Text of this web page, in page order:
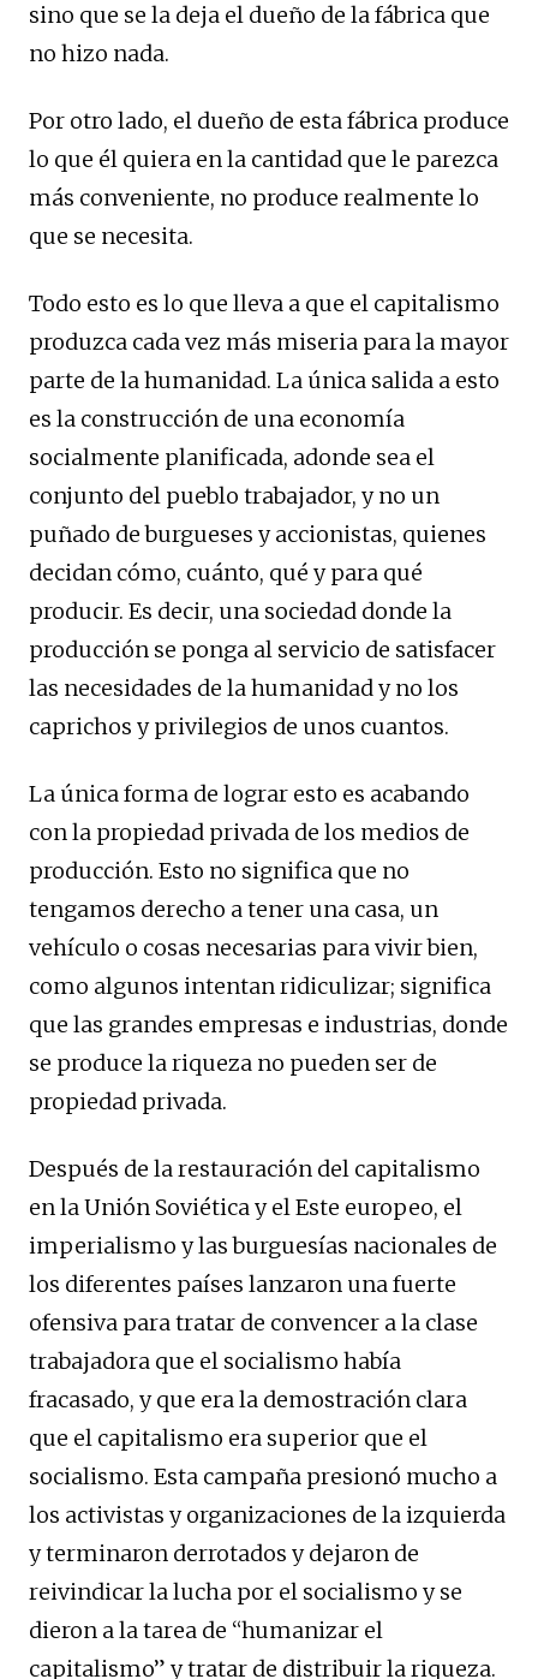
sino que se la deja el dueño de la fábrica que
no hizo nada.
Por otro lado, el dueño de esta fábrica produce
lo que él quiera en la cantidad que le parezca
más conveniente, no produce realmente lo
que se necesita.
Todo esto es lo que lleva a que el capitalismo
produzca cada vez más miseria para la mayor
parte de la humanidad. La única salida a esto
es la construcción de una economía
socialmente planificada, adonde sea el
conjunto del pueblo trabajador, y no un
puñado de burgueses y accionistas, quienes
decidan cómo, cuánto, qué y para qué
producir. Es decir, una sociedad donde la
producción se ponga al servicio de satisfacer
las necesidades de la humanidad y no los
caprichos y privilegios de unos cuantos.
La única forma de lograr esto es acabando
con la propiedad privada de los medios de
producción. Esto no significa que no
tengamos derecho a tener una casa, un
vehículo o cosas necesarias para vivir bien,
como algunos intentan ridiculizar; significa
que las grandes empresas e industrias, donde
se produce la riqueza no pueden ser de
propiedad privada.
Después de la restauración del capitalismo
en la Unión Soviética y el Este europeo, el
imperialismo y las burguesías nacionales de
los diferentes países lanzaron una fuerte
ofensiva para tratar de convencer a la clase
trabajadora que el socialismo había
fracasado, y que era la demostración clara
que el capitalismo era superior que el
socialismo. Esta campaña presionó mucho a
los activistas y organizaciones de la izquierda
y terminaron derrotados y dejaron de
reivindicar la lucha por el socialismo y se
dieron a la tarea de “humanizar el
capitalismo” y tratar de distribuir la riqueza.